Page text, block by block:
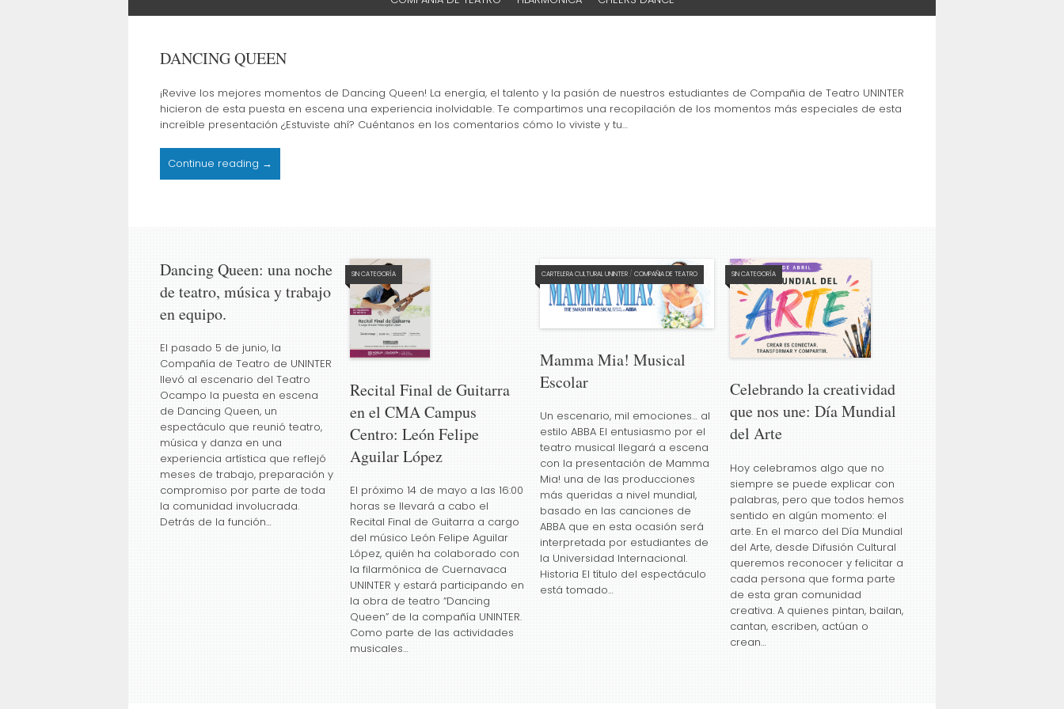
DANCING QUEEN
¡Revive los mejores momentos de Dancing Queen! La energía, el talento y la pasión de nuestros estudiantes de Compañia de Teatro UNINTER
hicieron de esta puesta en escena una experiencia inolvidable. Te compartimos una recopilación de los momentos más especiales de esta
increíble presentación ¿Estuviste ahí? Cuéntanos en los comentarios cómo lo viviste y tu…
Continue reading →
Dancing Queen: una noche
de teatro, música y trabajo
en equipo.
El pasado 5 de junio, la
Compañía de Teatro de UNINTER
llevó al escenario del Teatro
Ocampo la puesta en escena
de Dancing Queen, un
espectáculo que reunió teatro,
música y danza en una
experiencia artística que reflejó
meses de trabajo, preparación y
compromiso por parte de toda
la comunidad involucrada.
Detrás de la función…
SIN CATEGORÍA
Recital Final de Guitarra
en el CMA Campus
Centro: León Felipe
Aguilar López
El próximo 14 de mayo a las 16:00
horas se llevará a cabo el
Recital Final de Guitarra a cargo
del músico León Felipe Aguilar
López, quién ha colaborado con
la filarmónica de Cuernavaca
UNINTER y estará participando en
la obra de teatro “Dancing
Queen” de la compañía UNINTER.
Como parte de las actividades
musicales…
CARTELERA CULTURAL UNINTER / COMPAÑIA DE TEATRO
Mamma Mia! Musical
Escolar
Un escenario, mil emociones… al
estilo ABBA El entusiasmo por el
teatro musical llegará a escena
con la presentación de Mamma
Mia! una de las producciones
más queridas a nivel mundial,
basado en las canciones de
ABBA que en esta ocasión será
interpretada por estudiantes de
la Universidad Internacional.
Historia El título del espectáculo
está tomado…
SIN CATEGORÍA
Celebrando la creatividad
que nos une: Día Mundial
del Arte
Hoy celebramos algo que no
siempre se puede explicar con
palabras, pero que todos hemos
sentido en algún momento: el
arte. En el marco del Día Mundial
del Arte, desde Difusión Cultural
queremos reconocer y felicitar a
cada persona que forma parte
de esta gran comunidad
creativa. A quienes pintan, bailan,
cantan, escriben, actúan o
crean…